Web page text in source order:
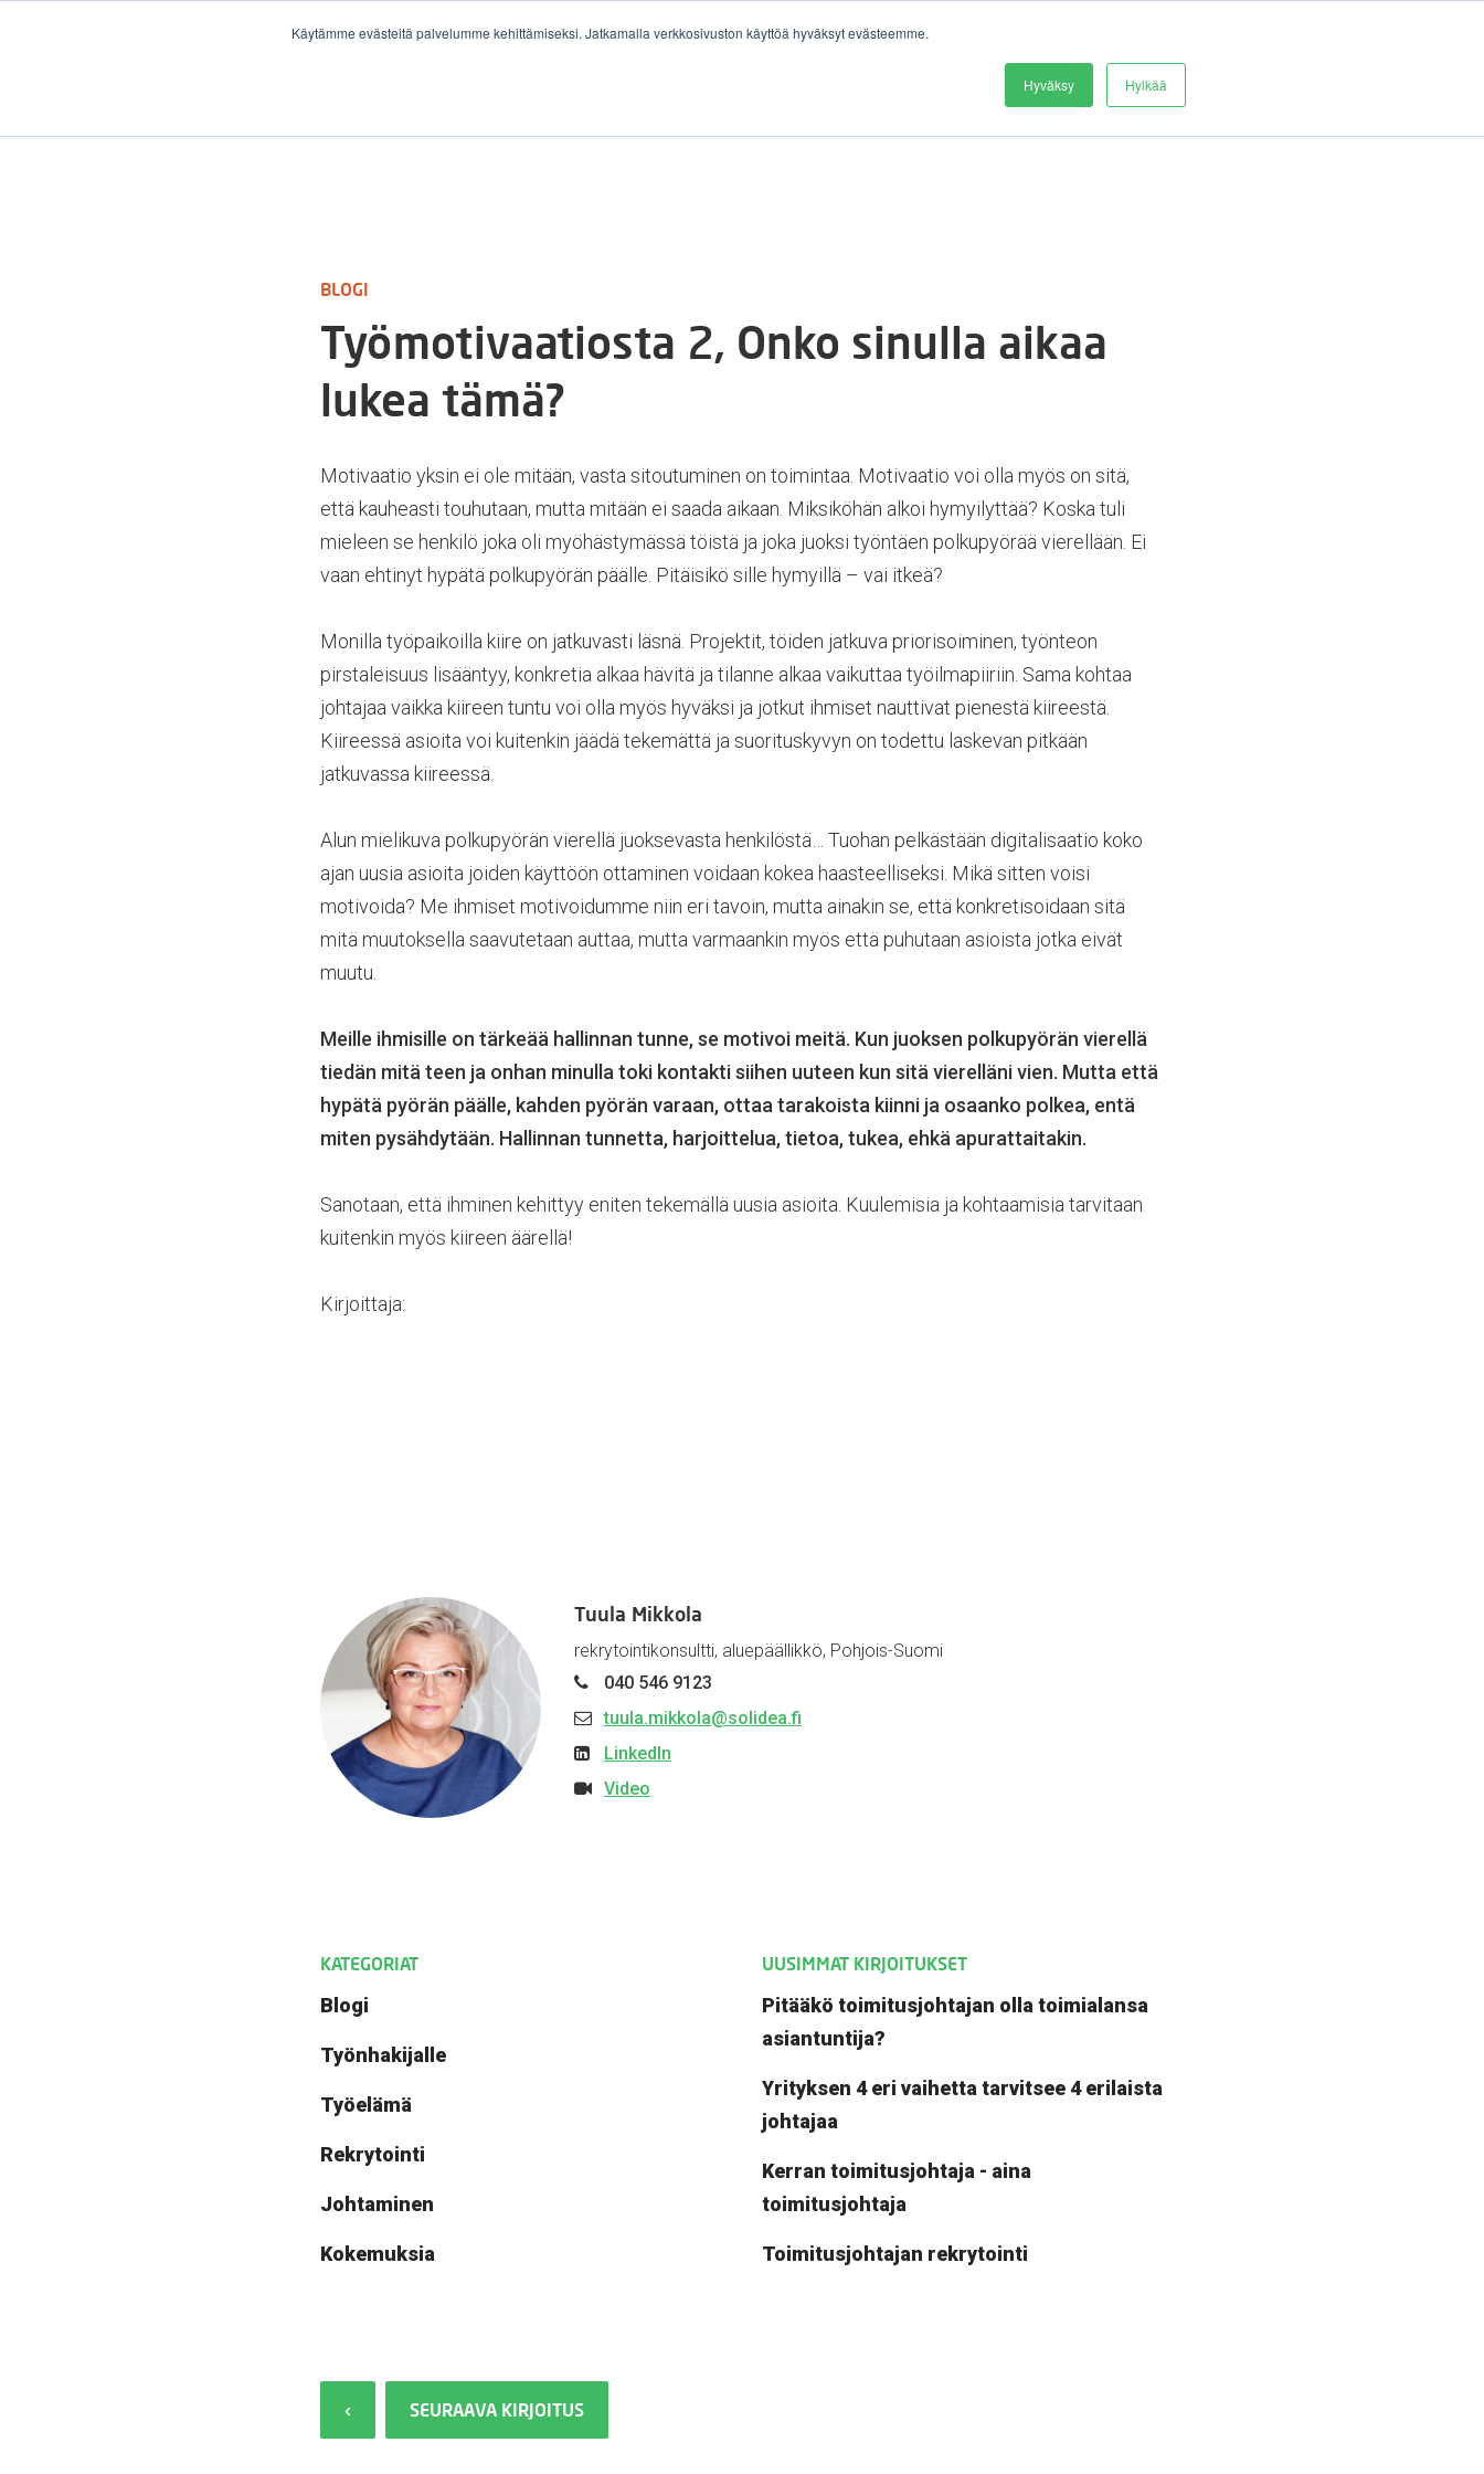
Käytämme evästeitä palvelumme kehittämiseksi. Jatkamalla verkkosivuston käyttöä hyväksyt evästeemme.
Hyväksy Hylkää
REFERENSSEJÄ BLOGI
BLOGI
Työmotivaatiosta 2, Onko sinulla aikaa
lukea tämä?
Motivaatio yksin ei ole mitään, vasta sitoutuminen on toimintaa. Motivaatio voi olla myös on sitä,
että kauheasti touhutaan, mutta mitään ei saada aikaan. Miksiköhän alkoi hymyilyttää? Koska tuli
mieleen se henkilö joka oli myöhästymässä töistä ja joka juoksi työntäen polkupyörää vierellään. Ei
vaan ehtinyt hypätä polkupyörän päälle. Pitäisikö sille hymyillä – vai itkeä?
Monilla työpaikoilla kiire on jatkuvasti läsnä. Projektit, töiden jatkuva priorisoiminen, työnteon
pirstaleisuus lisääntyy, konkretia alkaa hävitä ja tilanne alkaa vaikuttaa työilmapiiriin. Sama kohtaa
johtajaa vaikka kiireen tuntu voi olla myös hyväksi ja jotkut ihmiset nauttivat pienestä kiireestä.
Kiireessä asioita voi kuitenkin jäädä tekemättä ja suorituskyvyn on todettu laskevan pitkään
jatkuvassa kiireessä.
Alun mielikuva polkupyörän vierellä juoksevasta henkilöstä… Tuohan pelkästään digitalisaatio koko
ajan uusia asioita joiden käyttöön ottaminen voidaan kokea haasteelliseksi. Mikä sitten voisi
motivoida? Me ihmiset motivoidumme niin eri tavoin, mutta ainakin se, että konkretisoidaan sitä
mitä muutoksella saavutetaan auttaa, mutta varmaankin myös että puhutaan asioista jotka eivät
muutu.
Meille ihmisille on tärkeää hallinnan tunne, se motivoi meitä. Kun juoksen polkupyörän vierellä
tiedän mitä teen ja onhan minulla toki kontakti siihen uuteen kun sitä vierelläni vien. Mutta että
hypätä pyörän päälle, kahden pyörän varaan, ottaa tarakoista kiinni ja osaanko polkea, entä
miten pysähdytään. Hallinnan tunnetta, harjoittelua, tietoa, tukea, ehkä apurattaitakin.
Sanotaan, että ihminen kehittyy eniten tekemällä uusia asioita. Kuulemisia ja kohtaamisia tarvitaan
kuitenkin myös kiireen äärellä!
Kirjoittaja:
Tuula Mikkola
rekrytointikonsultti, aluepäällikkö, Pohjois-Suomi
040 546 9123
tuula.mikkola@solidea.fi
LinkedIn
Video
KATEGORIAT
Blogi
Työnhakijalle
Työelämä
Rekrytointi
Johtaminen
Kokemuksia
UUSIMMAT KIRJOITUKSET
Pitääkö toimitusjohtajan olla toimialansa
asiantuntija?
Yrityksen 4 eri vaihetta tarvitsee 4 erilaista
johtajaa
Kerran toimitusjohtaja - aina
toimitusjohtaja
Toimitusjohtajan rekrytointi
‹ SEURAAVA KIRJOITUS